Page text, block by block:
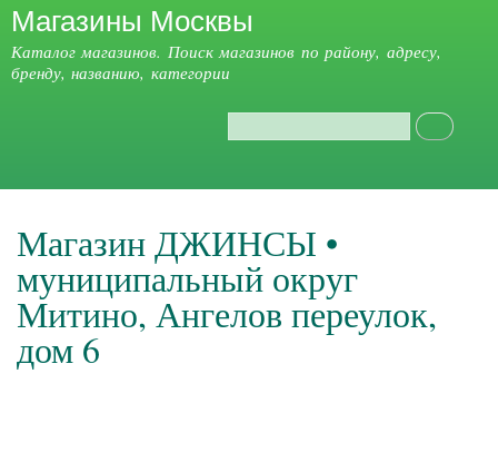
Перейти к
основному
содержанию
Магазины Москвы
Каталог магазинов. Поиск магазинов по району, адресу,
бренду, названию, категории
Магазин ДЖИНСЫ •
муниципальный округ
Митино, Ангелов переулок,
дом 6